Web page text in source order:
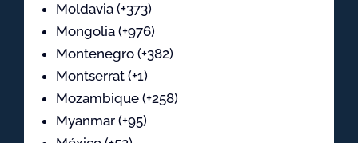
Moldavia (+373)
Mongolia (+976)
Montenegro (+382)
Montserrat (+1)
Mozambique (+258)
Myanmar (+95)